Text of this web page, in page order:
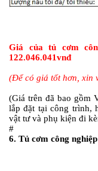
Giá của tủ cơm
122.046.041vnđ
(Để có giá tốt hơn, xin
(Giá trên đã bao gồm
lắp đặt tại công trình,
vật tư và phụ kiện đi
#
6. Tủ cơm công